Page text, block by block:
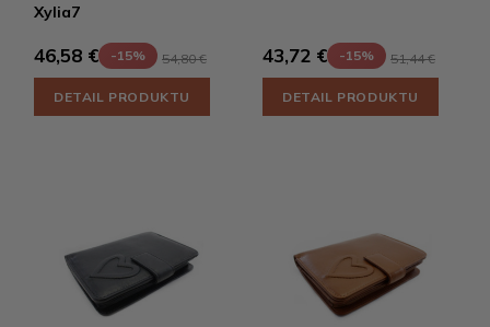
Xylia7
46,58 € -15% 54,80 €
DETAIL PRODUKTU
43,72 € -15% 51,44 €
DETAIL PRODUKTU